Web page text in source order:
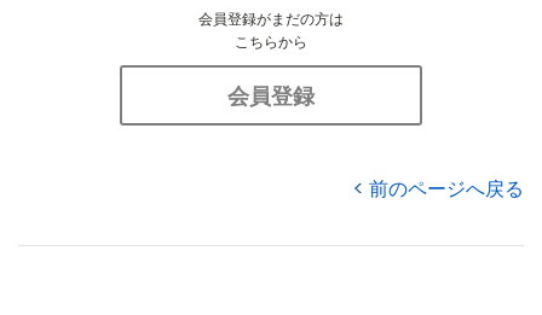
会員登録がまだの方は
こちらから
会員登録
前のページへ戻る